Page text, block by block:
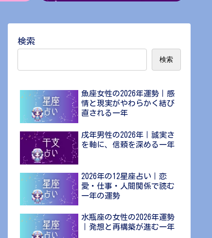
検索
検索
魚座女性の2026年運勢｜感
情と現実がやわらかく結び
直される一年
戌年男性の2026年｜誠実さ
を軸に、信頼を深める一年
2026年の12星座占い｜恋
愛・仕事・人間関係で読む
一年の運勢
水瓶座の女性の2026年運勢
｜発想と再構築が進む一年